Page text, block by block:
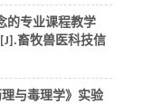
的专业课程教学
畜牧兽医科技信
与毒理学》实验